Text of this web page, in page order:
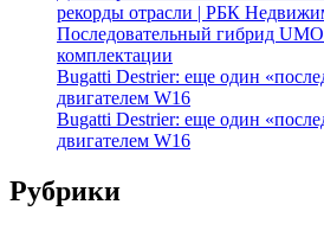
рекорды отрасли | РБК
Последовательный гибрид
комплектации
Bugatti Destrier: еще один
двигателем W16
Bugatti Destrier: еще один
двигателем W16
Рубрики